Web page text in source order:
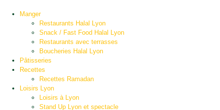
Manger
Restaurants Halal Lyon
Snack / Fast Food Halal Lyon
Restaurants avec terrasses
Boucheries Halal Lyon
Pâtisseries
Recettes
Recettes Ramadan
Loisirs Lyon
Loisirs à Lyon
Stand Up Lyon et spectacle